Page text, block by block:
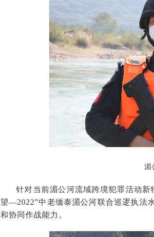
湄
针对当前湄公河流域跨境犯罪活动
望—2022”中老缅泰湄公河联合巡逻执法
和协同作战能力。